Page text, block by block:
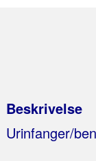
Beskrivelse
Urinfanger/